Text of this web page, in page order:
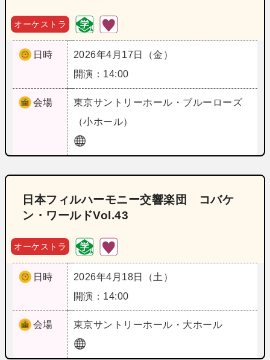
オーケストラ
日時
2026年4月17日（金）
開演：14:00
会場 東京サントリーホール・ブルーローズ
（小ホール）
日本フィルハーモニー交響楽団 コバケ
ン・ワールドVol.43
オーケストラ
日時
2026年4月18日（土）
開演：14:00
会場 東京サントリーホール・大ホール